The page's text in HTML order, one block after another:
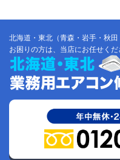
北海道・東北（青森・岩手・秋
お困りの方は、当店にお任せくだ